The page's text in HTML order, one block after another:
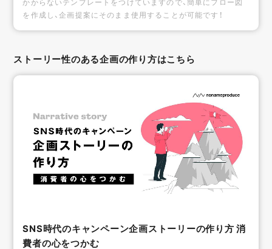
を作成し、企画提案にそのまま使用することが可能です！
ストーリー性のある企画の作り方はこちら
SNS時代のキャンペーン企画ストーリーの作り方 消
費者の心をつかむ